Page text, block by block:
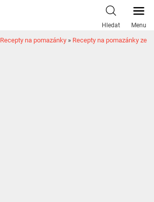
Hledat Menu
Recepty na pomazánky » Recepty na pomazánky ze